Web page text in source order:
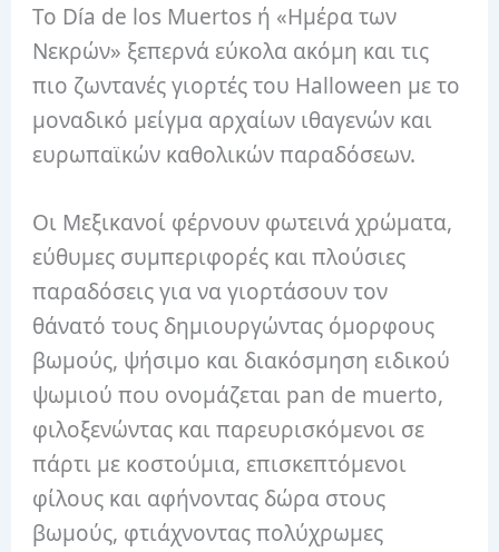
Το Día de los Muertos ή «Ημέρα των
Νεκρών» ξεπερνά εύκολα ακόμη και τις
πιο ζωντανές γιορτές του Halloween με το
μοναδικό μείγμα αρχαίων ιθαγενών και
ευρωπαϊκών καθολικών παραδόσεων.
Οι Μεξικανοί φέρνουν φωτεινά χρώματα,
εύθυμες συμπεριφορές και πλούσιες
παραδόσεις για να γιορτάσουν τον
θάνατό τους δημιουργώντας όμορφους
βωμούς, ψήσιμο και διακόσμηση ειδικού
ψωμιού που ονομάζεται pan de muerto,
φιλοξενώντας και παρευρισκόμενοι σε
πάρτι με κοστούμια, επισκεπτόμενοι
φίλους και αφήνοντας δώρα στους
βωμούς, φτιάχνοντας πολύχρωμες